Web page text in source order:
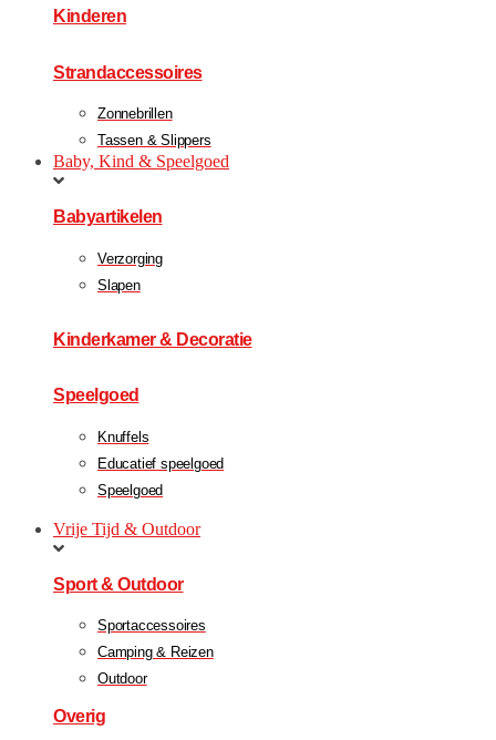
Kinderen
Strandaccessoires
Zonnebrillen
Tassen & Slippers
Baby, Kind & Speelgoed
Babyartikelen
Verzorging
Slapen
Kinderkamer & Decoratie
Speelgoed
Knuffels
Educatief speelgoed
Speelgoed
Vrije Tijd & Outdoor
Sport & Outdoor
Sportaccessoires
Camping & Reizen
Outdoor
Overig